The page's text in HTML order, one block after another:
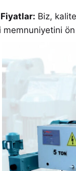
Biz,
memnuniyetini